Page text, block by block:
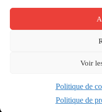
Voir
Politique de
Politique de